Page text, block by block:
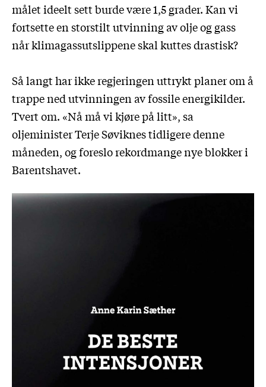
målet ideelt sett burde være 1,5 grader. Kan vi
fortsette en storstilt utvinning av olje og gass
når klimagassutslippene skal kuttes drastisk?
Så langt har ikke regjeringen uttrykt planer om å
trappe ned utvinningen av fossile energikilder.
Tvert om. «Nå må vi kjøre på litt», sa
oljeminister Terje Søviknes tidligere denne
måneden, og foreslo rekordmange nye blokker i
Barentshavet.